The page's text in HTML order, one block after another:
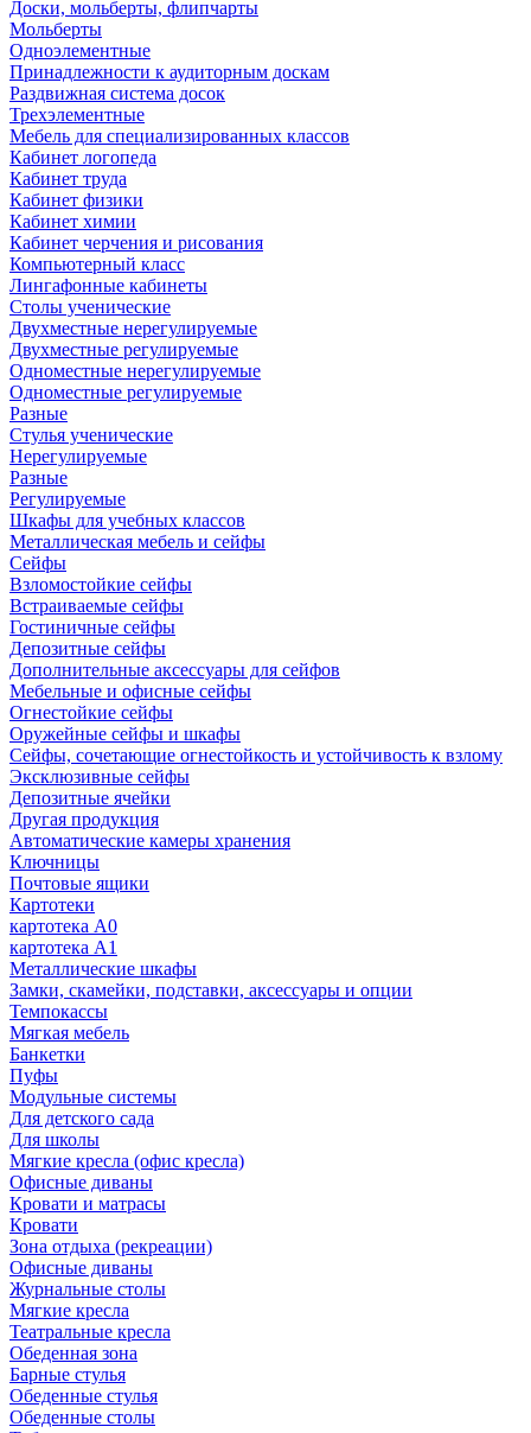
Доски, мольберты, флипчарты
Мольберты
Одноэлементные
Принадлежности к аудиторным доскам
Раздвижная система досок
Трехэлементные
Мебель для специализированных классов
Кабинет логопеда
Кабинет труда
Кабинет физики
Кабинет химии
Кабинет черчения и рисования
Компьютерный класс
Лингафонные кабинеты
Столы ученические
Двухместные нерегулируемые
Двухместные регулируемые
Одноместные нерегулируемые
Одноместные регулируемые
Разные
Стулья ученические
Нерегулируемые
Разные
Регулируемые
Шкафы для учебных классов
Металлическая мебель и сейфы
Сейфы
Взломостойкие сейфы
Встраиваемые сейфы
Гостиничные сейфы
Депозитные сейфы
Дополнительные аксессуары для сейфов
Мебельные и офисные сейфы
Огнестойкие сейфы
Оружейные сейфы и шкафы
Сейфы, сочетающие огнестойкость и устойчивость к взлому
Эксклюзивные сейфы
Депозитные ячейки
Другая продукция
Автоматические камеры хранения
Ключницы
Почтовые ящики
Картотеки
картотека А0
картотека А1
Металлические шкафы
Замки, скамейки, подставки, аксессуары и опции
Темпокассы
Мягкая мебель
Банкетки
Пуфы
Модульные системы
Для детского сада
Для школы
Мягкие кресла (офис кресла)
Офисные диваны
Кровати и матрасы
Кровати
Зона отдыха (рекреации)
Офисные диваны
Журнальные столы
Мягкие кресла
Театральные кресла
Обеденная зона
Барные стулья
Обеденные стулья
Обеденные столы